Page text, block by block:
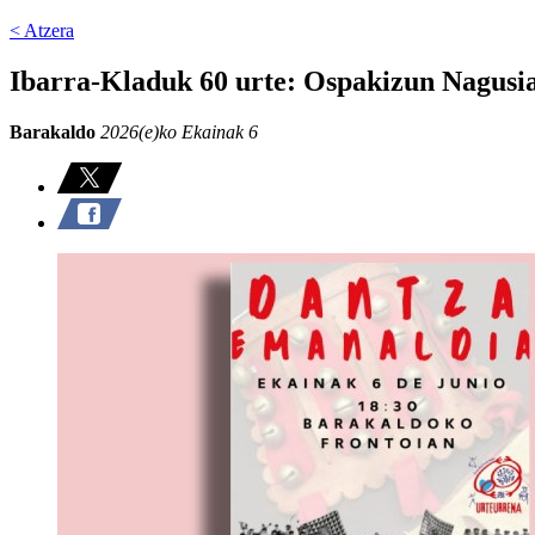
< Atzera
Ibarra-Kladuk 60 urte: Ospakizun
Barakaldo 2026(e)ko Ekainak 6